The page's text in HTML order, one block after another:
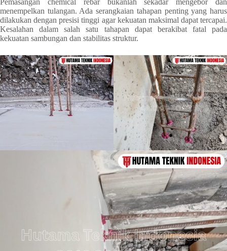
menempelkan tulangan. Ada serangkaian tahapan penting yang harus
dilakukan dengan presisi tinggi agar kekuatan maksimal dapat tercapai.
Kesalahan dalam salah satu tahapan dapat berakibat fatal pada
kekuatan sambungan dan stabilitas struktur.